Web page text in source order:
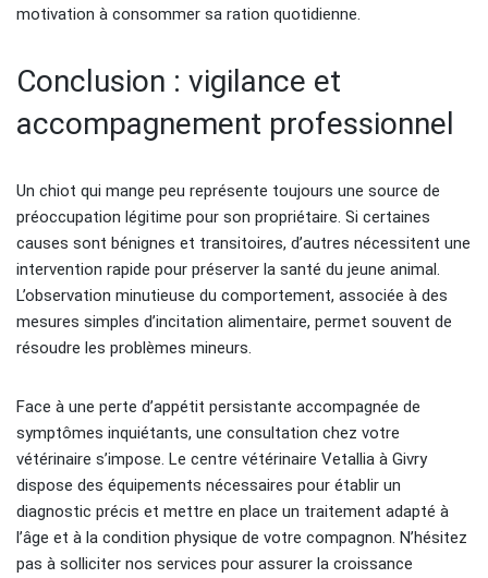
motivation à consommer sa ration quotidienne.
Conclusion : vigilance et
accompagnement professionnel
Un chiot qui mange peu représente toujours une source de
préoccupation légitime pour son propriétaire. Si certaines
causes sont bénignes et transitoires, d’autres nécessitent une
intervention rapide pour préserver la santé du jeune animal.
L’observation minutieuse du comportement, associée à des
mesures simples d’incitation alimentaire, permet souvent de
résoudre les problèmes mineurs.
Face à une perte d’appétit persistante accompagnée de
symptômes inquiétants, une consultation chez votre
vétérinaire s’impose. Le centre vétérinaire Vetallia à Givry
dispose des équipements nécessaires pour établir un
diagnostic précis et mettre en place un traitement adapté à
l’âge et à la condition physique de votre compagnon. N’hésitez
pas à solliciter nos services pour assurer la croissance